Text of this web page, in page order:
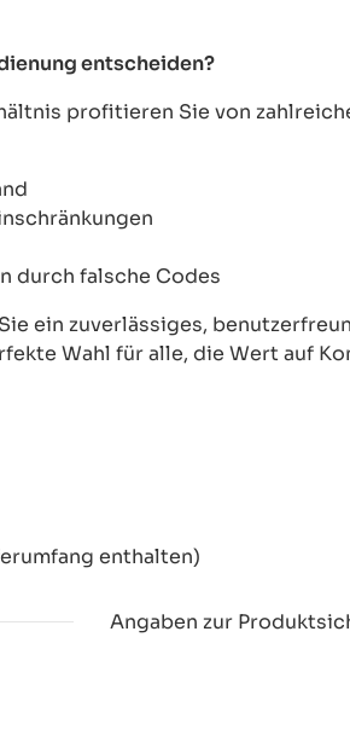
entscheiden?
profitieren Sie von
durch falsche Codes
ein zuverlässiges,
Wahl für alle, die Wert auf
enthalten)
Angaben zur